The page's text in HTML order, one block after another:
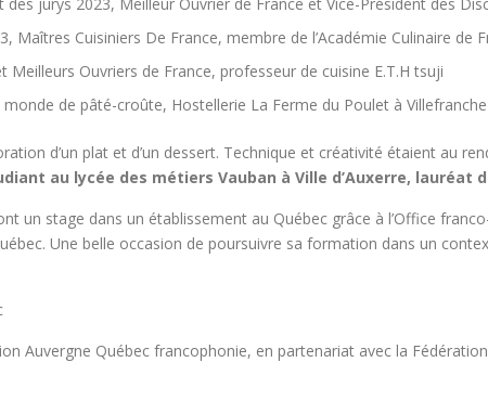
des jurys 2023, Meilleur Ouvrier de France et Vice-Président des
Maîtres Cuisiniers De France, membre de l’Académie Culinaire de
Meilleurs Ouvriers de France, professeur de cuisine E.T.H tsuji
de pâté-croûte, Hostellerie La Ferme du Poulet à
d’un plat et d’un dessert. Technique et créativité étaient au
au lycée des métiers Vauban à Ville d’Auxerre, lauréat
un stage dans un établissement au Québec grâce à l’Office
Une belle occasion de poursuivre sa formation dans un
Auvergne Québec francophonie, en partenariat avec la